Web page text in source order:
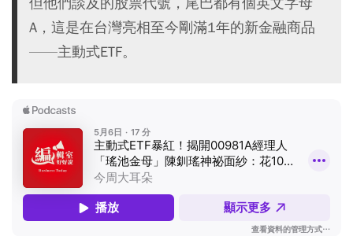
A，這是在台灣亮相至今剛滿1年的新金融商品
——主動式ETF。